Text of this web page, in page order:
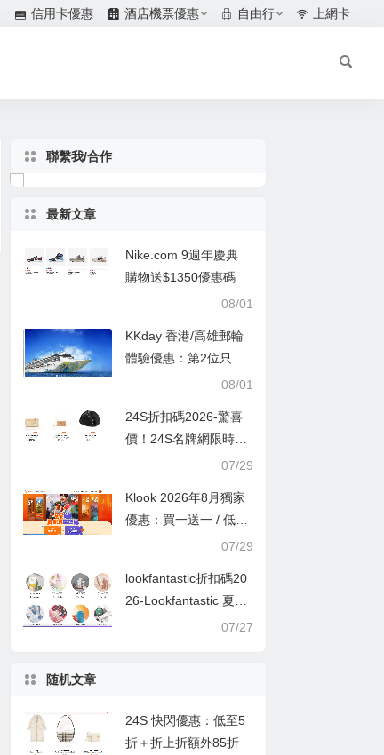
信用卡優惠 酒店機票優惠 自由行 上網卡
聯繫我/合作
最新文章
Nike.com 9週年慶典
購物送$1350優惠碼
08/01
KKday 香港/高雄郵輪
體驗優惠：第2位只需
08/01
24S折扣碼2026-驚喜
價！24S名牌網限時9
折！Louis Vuitton 精選
72折！
07/29
Klook 2026年8月獨家
優惠：買一送一 / 低至
07/29
lookfantastic折扣碼20
26-Lookfantastic 夏日
優惠低至65折優惠碼
07/27
随机文章
24S 快閃優惠：低至5
折＋折上折額外85折